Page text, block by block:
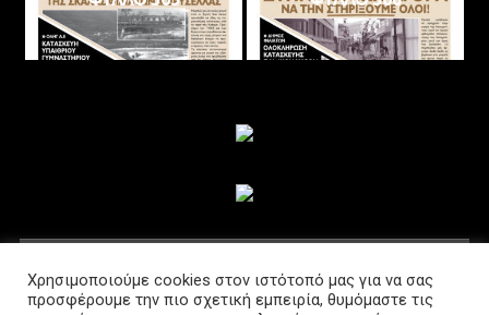
Χρησιμοποιούμε cookies στον ιστότοπό μας για να σας
προσφέρουμε την πιο σχετική εμπειρία, θυμόμαστε τις